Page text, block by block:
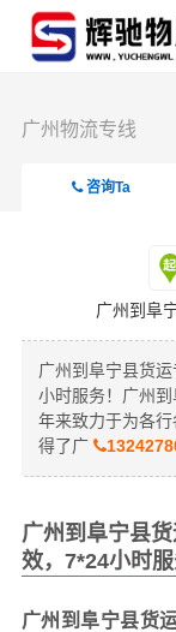
广州物流专线
咨询Ta
广州到阜
广州到阜宁县货
小时服务！广州
年来致力于为各
得了广
广州到阜宁县
效，7*24小时服
广州到阜宁县货